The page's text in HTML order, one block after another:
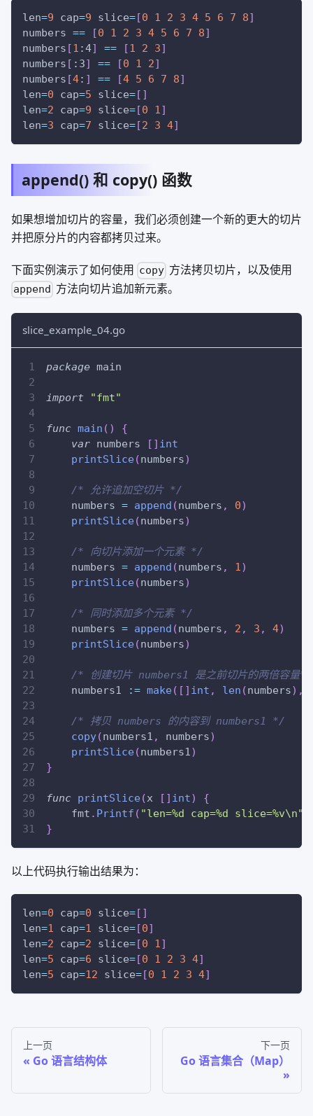
len=9 cap=9 slice=[0 1 2 3 4 5 6 7 8]
numbers == [0 1 2 3 4 5 6 7 8]
numbers [1 :4] == [1 2 3]
numbers [ :3] == [0 1 2]
numbers [4: ] == [4 5 6 7 8]
len=0 cap=5 slice=[ ]
len=2 cap=9 slice=[0 1]
len=3 cap=7 slice=[2 3 4]
append() 和 copy() 函数
如果想增加切片的容量，我们必须创建一个新的更大的切片
并把原分片的内容都拷贝过来。
下面实例演示了如何使用 copy 方法拷贝切片，以及使用
append 方法向切片追加新元素。
slice_example_04.go
package main
import "fmt"
func main ( )
{
var numbers [ ] int
printSlice(numbers)
/* 允许追加空切片 */
    numbers
= append (numbers , 0)
printSlice(numbers)
/* 向切片添加一个元素 */
    numbers
= append (numbers , 1 )
printSlice(numbers)
/* 同时添加多个元素 */
    numbers
= append (numbers , 2 , 3 , 4)
printSlice(numbers)
/* 创建切片 numbers1 是之前切片的两倍容量*/
    numbers1
:= make( [ ] int , len (numbers) ,
/* 拷贝 numbers 的内容到 numbers1 */
copy(numbers1 , numbers)
printSlice(numbers1 )
}
func printSlice(x [ ] int)
{
    fmt
. Printf ( "len=%d cap=%d slice=%v\n"
}
以上代码执行输出结果为：
len=0 cap=0 slice=[ ]
len=1 cap=1 slice=[0]
len=2 cap=2 slice=[0 1 ]
len=5 cap=6 slice=[0 1 2 3 4]
len=5 cap=12 slice=[0 1 2 3 4]
上一页
Go 语言结构体
下一页
Go 语言集合（Map）